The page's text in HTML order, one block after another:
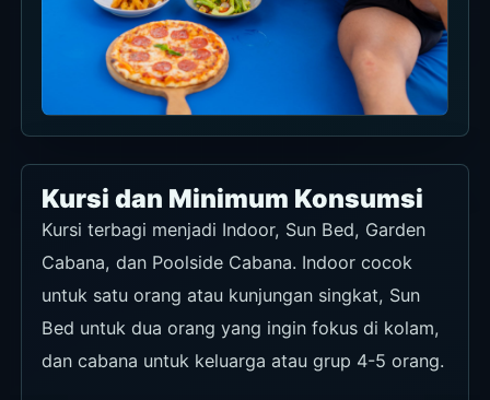
Kursi dan Minimum Konsumsi
Kursi terbagi menjadi Indoor, Sun Bed, Garden
Cabana, dan Poolside Cabana. Indoor cocok
untuk satu orang atau kunjungan singkat, Sun
Bed untuk dua orang yang ingin fokus di kolam,
dan cabana untuk keluarga atau grup 4-5 orang.